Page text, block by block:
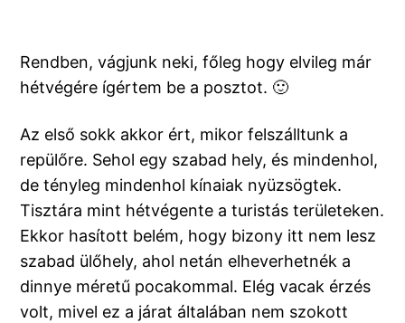
Rendben, vágjunk neki, főleg hogy elvileg már
hétvégére ígértem be a posztot. 🙂
Az első sokk akkor ért, mikor felszálltunk a
repülőre. Sehol egy szabad hely, és mindenhol,
de tényleg mindenhol kínaiak nyüzsögtek.
Tisztára mint hétvégente a turistás területeken.
Ekkor hasított belém, hogy bizony itt nem lesz
szabad ülőhely, ahol netán elheverhetnék a
dinnye méretű pocakommal. Elég vacak érzés
volt, mivel ez a járat általában nem szokott